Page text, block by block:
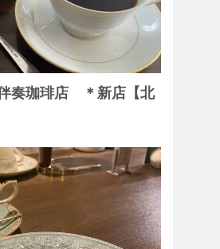
伴奏珈琲店 ＊新店【北